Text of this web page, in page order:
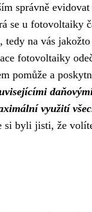
správně
se u fotovoltaiky
tedy na vás
fotovoltaiky
pomůže a
využití
si byli jisti, že